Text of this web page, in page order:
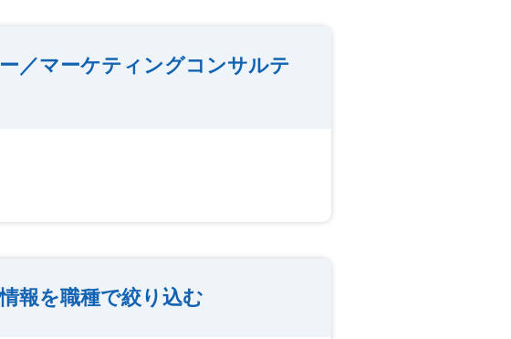
／マーケティングコンサルテ
報を職種で絞り込む